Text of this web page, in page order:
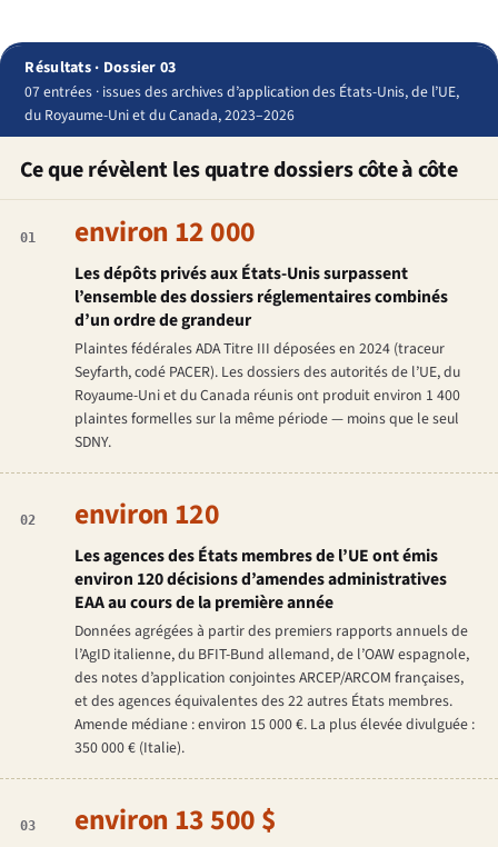
Résultats · Dossier 03
07 entrées · issues des archives d’application des États-Unis, de l’UE,
du Royaume-Uni et du Canada, 2023–2026
Ce que révèlent les quatre dossiers côte à côte
01 environ 12 000
Les dépôts privés aux États-Unis surpassent
l’ensemble des dossiers réglementaires combinés
d’un ordre de grandeur
Plaintes fédérales ADA Titre III déposées en 2024 (traceur
Seyfarth, codé PACER). Les dossiers des autorités de l’UE, du
Royaume-Uni et du Canada réunis ont produit environ 1 400
plaintes formelles sur la même période — moins que le seul
SDNY.
02 environ 120
Les agences des États membres de l’UE ont émis
environ 120 décisions d’amendes administratives
EAA au cours de la première année
Données agrégées à partir des premiers rapports annuels de
l’AgID italienne, du BFIT-Bund allemand, de l’OAW espagnole,
des notes d’application conjointes ARCEP/ARCOM françaises,
et des agences équivalentes des 22 autres États membres.
Amende médiane : environ 15 000 €. La plus élevée divulguée :
350 000 € (Italie).
03 environ 13 500 $